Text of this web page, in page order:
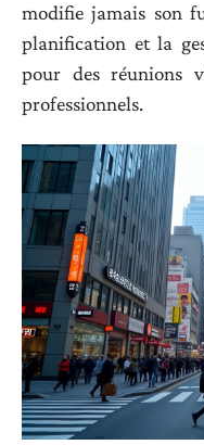
modifie jamais son
planification et la
pour des réunions
professionnels.